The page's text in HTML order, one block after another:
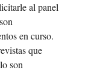
al panel
en curso.
que
son